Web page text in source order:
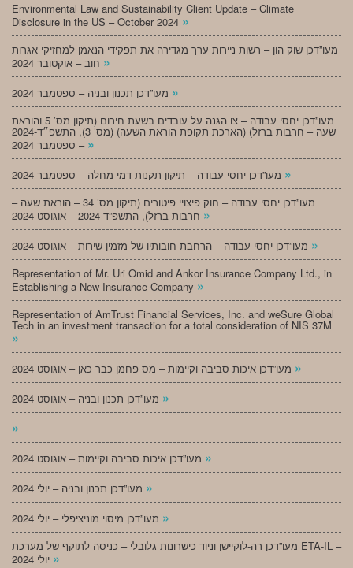
Environmental Law and Sustainability Client Update – Climate
Disclosure in the US – October 2024 »
מעו”דכן שוק הון – רשות ניירות ערך מגדירה את תפקידי הנאמן למחזיקי אגרות
»
»
מעו”דכן יחסי עבודה – צו הגנה על עובדים בשעת חירום (תיקון מס’ 5 והוראת
שעה – חרבות ברזל) (הארכת תקופת הוראת השעה) (מס’ 3), התשפ״ד-2024
– ספטמבר 2024 »
»
מעו”דכן יחסי עבודה – חוק פיצויי פיטורים (תיקון מס’ 34 – הוראת שעה –
»
»
Representation of Mr. Uri Omid and Ankor Insurance Company Ltd., in
Establishing a New Insurance Company »
Representation of AmTrust Financial Services, Inc. and weSure Global
Tech in an investment transaction for a total consideration of NIS 37M
»
»
»
»
»
»
»
מעו”דכן רה-לוקיישן וניוד כישרונות גלובלי – כניסה לתוקף של מערכת ETA-IL –
»